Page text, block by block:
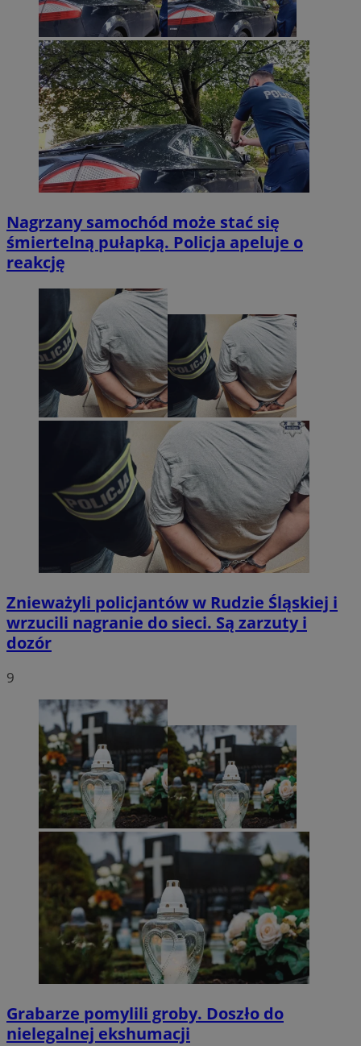
Nagrzany samochód może stać się
śmiertelną pułapką. Policja apeluje o
reakcję
Znieważyli policjantów w Rudzie Śląskiej i
wrzucili nagranie do sieci. Są zarzuty i
dozór
9
Grabarze pomylili groby. Doszło do
nielegalnej ekshumacji